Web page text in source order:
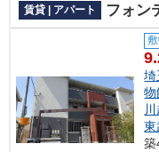
賃貸 | アパート フォン
埼
物
東
築